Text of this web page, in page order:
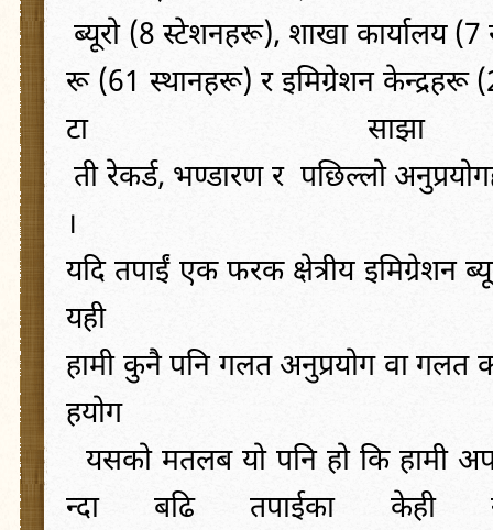
ब्यूरो(8 स्टेशनहरू), शाखा कार्यालय(7
रू(61 स्थानहरू) र इमिग्रेशन केन्द्रहरू(
टा
साझा
ती रेकर्ड, भण्डारण र पछिल्लो
।
यदि तपाईं एक फरक क्षेत्रीय इमिग्रेशन
यही
हामी कुनै पनि गलत अनुप्रयोग वा गलत
हयोग
यसको मतलब यो पनि हो कि हामी
न्दा
बढि तपाईका केही